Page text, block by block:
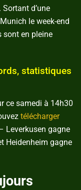
d’une
le week-end
sont en pleine
statistiques
ce samedi à 14h30
télécharger
Leverkusen gagne
Heidenheim gagne